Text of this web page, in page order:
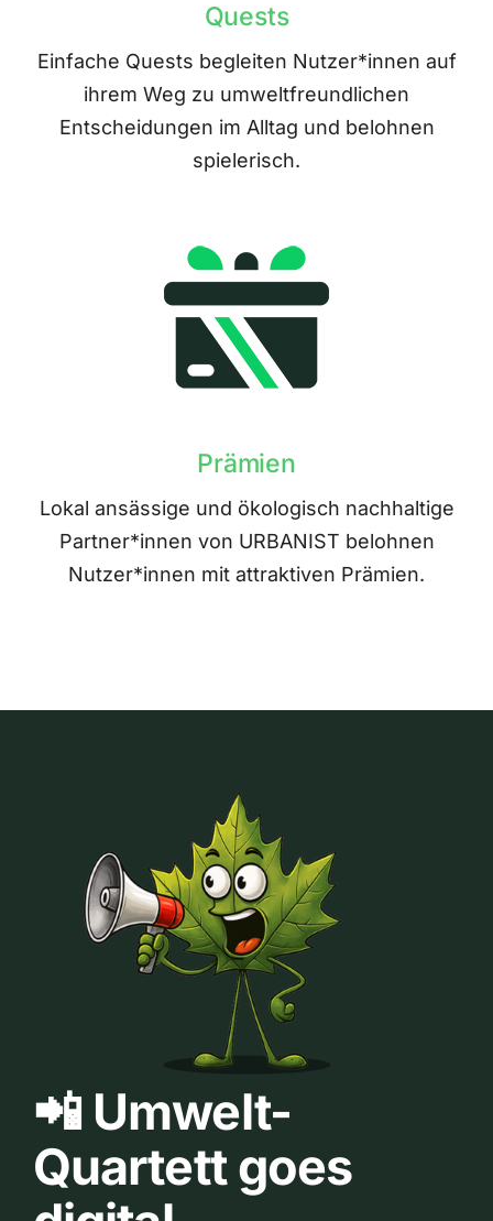
Quests
Einfache Quests begleiten Nutzer*innen auf
ihrem Weg zu umweltfreundlichen
Entscheidungen im Alltag und belohnen
spielerisch.
Prämien
Lokal ansässige und ökologisch nachhaltige
Partner*innen von URBANIST belohnen
Nutzer*innen mit attraktiven Prämien.
📲 Umwelt-
Quartett goes